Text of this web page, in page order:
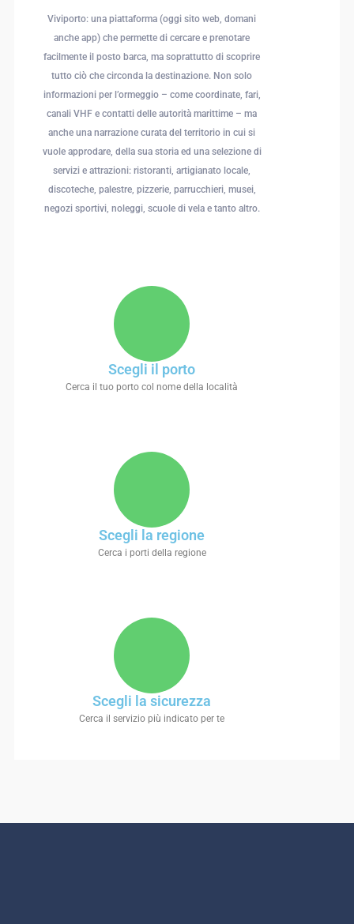
Viviporto: una piattaforma (oggi sito web, domani
anche app) che permette di cercare e prenotare
facilmente il posto barca, ma soprattutto di scoprire
tutto ciò che circonda la destinazione. Non solo
informazioni per l’ormeggio – come coordinate, fari,
canali VHF e contatti delle autorità marittime – ma
anche una narrazione curata del territorio in cui si
vuole approdare, della sua storia ed una selezione di
servizi e attrazioni: ristoranti, artigianato locale,
discoteche, palestre, pizzerie, parrucchieri, musei,
negozi sportivi, noleggi, scuole di vela e tanto altro.
Scegli il porto
Cerca il tuo porto col nome della località
Scegli la regione
Cerca i porti della regione
Scegli la sicurezza
Cerca il servizio più indicato per te